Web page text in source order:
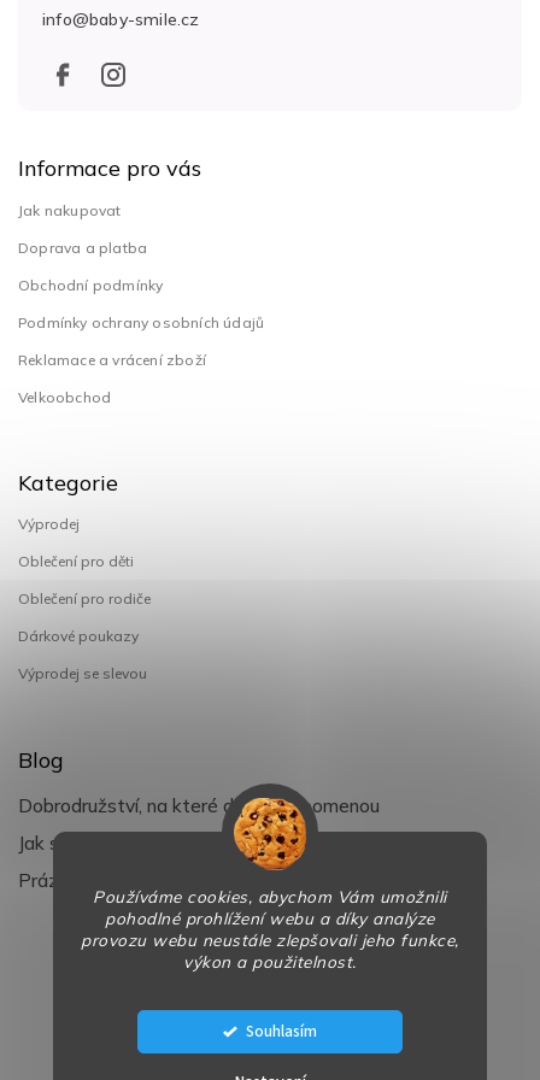
Používáme cookies, abychom Vám umožnili
pohodlné prohlížení webu a díky analýze
provozu webu neustále zlepšovali jeho funkce,
výkon a použitelnost.
Souhlasím
info@baby-smile.cz
Informace pro vás
Jak nakupovat
Doprava a platba
Obchodní podmínky
Podmínky ochrany osobních údajů
Reklamace a vrácení zboží
Velkoobchod
Kategorie
Výprodej
Oblečení pro děti
Oblečení pro rodiče
Dárkové poukazy
Výprodej se slevou
Blog
Dobrodružství, na které děti nezapomenou
Jak si užít léto s dětmi naplno
Prázdniny klepou na dveře
BaBy-smile.cz. Všechna práva vyhrazena.